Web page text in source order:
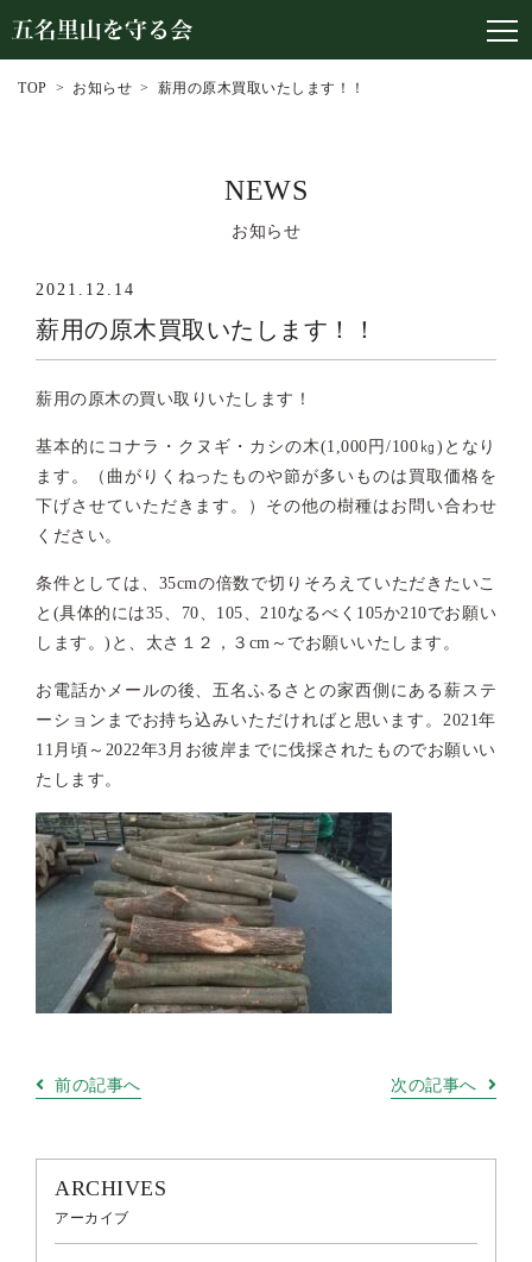
TOP お知らせ 薪用の原木買取いたします！！
NEWS
お知らせ
2021.12.14
薪用の原木買取いたします！！
薪用の原木の買い取りいたします！
基本的にコナラ・クヌギ・カシの木(1,000円/100㎏)となり
ます。（曲がりくねったものや節が多いものは買取価格を
下げさせていただきます。）その他の樹種はお問い合わせ
ください。
条件としては、35cmの倍数で切りそろえていただきたいこ
と(具体的には35、70、105、210なるべく105か210でお願い
します。)と、太さ１２，３cm～でお願いいたします。
お電話かメールの後、五名ふるさとの家西側にある薪ステ
ーションまでお持ち込みいただければと思います。2021年
11月頃～2022年3月お彼岸までに伐採されたものでお願いい
たします。
前の記事へ 次の記事へ
ARCHIVES
アーカイブ